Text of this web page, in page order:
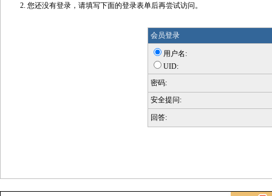
您还没有登录，请填写下面的登录表单后再尝试访问。
会员登录
用户名:
UID:
密码:
安全提问:
回答: